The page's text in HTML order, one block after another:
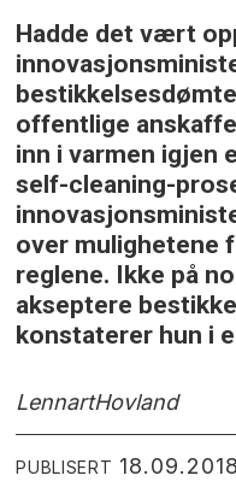
Hadde det vært
offentlige
inn i varmen igjen
self-cleaning-
over mulighetene
reglene. Ikke på
akseptere
konstaterer hun i
LennartHovland
PUBLISERT